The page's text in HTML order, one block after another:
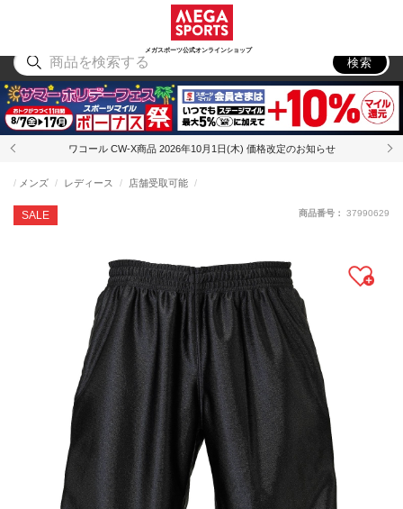
メガスポーツ公式オンラインショップ
アウトドア
検索
ワコール CW-X商品 2026年10月1日(木) 価格改定のお知らせ
SALE
メンズ レディース 店舗受取可能
商品番号： 37990629